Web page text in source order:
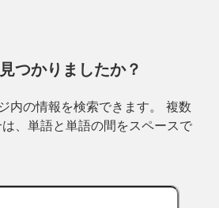
つかりましたか？
内の情報を検索できます。 複数
、単語と単語の間をスペースで